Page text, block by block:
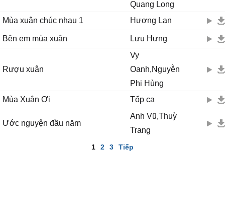
Quang Long
Mùa xuân chúc nhau 1
Hương Lan
Bên em mùa xuân Lưu Hưng
Rượu xuân
Vy
Oanh,Nguyễn
Phi Hùng
Mùa Xuân Ơi
Tốp ca
Ước nguyện đầu năm
Anh Vũ,Thuỳ
Trang
1 2 3 Tiếp